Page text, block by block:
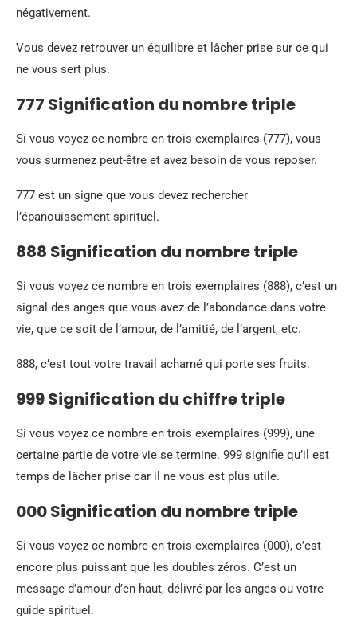
négativement.
Vous devez retrouver un équilibre et lâcher prise sur ce qui
ne vous sert plus.
777 Signification du nombre triple
Si vous voyez ce nombre en trois exemplaires (777), vous
vous surmenez peut-être et avez besoin de vous reposer.
777 est un signe que vous devez rechercher
l’épanouissement spirituel.
888 Signification du nombre triple
Si vous voyez ce nombre en trois exemplaires (888), c’est un
signal des anges que vous avez de l’abondance dans votre
vie, que ce soit de l’amour, de l’amitié, de l’argent, etc.
888, c’est tout votre travail acharné qui porte ses fruits.
999 Signification du chiffre triple
Si vous voyez ce nombre en trois exemplaires (999), une
certaine partie de votre vie se termine. 999 signifie qu’il est
temps de lâcher prise car il ne vous est plus utile.
000 Signification du nombre triple
Si vous voyez ce nombre en trois exemplaires (000), c’est
encore plus puissant que les doubles zéros. C’est un
message d’amour d’en haut, délivré par les anges ou votre
guide spirituel.